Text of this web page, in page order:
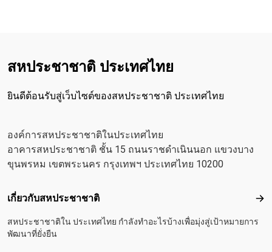
สหประชาชาติ ประเทศไทย
ยินดีต้อนรับสู่เว็บไซต์ของสหประชาชาติ ประเทศไทย
องค์การสหประชาชาติในประเทศไทย
อาคารสหประชาชาติ ชั้น 15 ถนนราชดำเนินนอก แขวงบาง
ขุนพรหม เขตพระนคร กรุงเทพฯ ประเทศไทย 10200
Footer menu
เกี่ยวกับสหประชาชาติ เกี่
สหประชาชาติใน ประเทศไทย กำลังทำอะไรบ้างเพื่อมุ่งสู่เป้าหมายการ
พัฒนาที่ยั่งยืน